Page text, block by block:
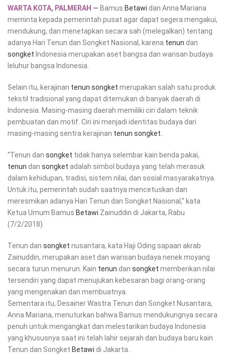
WARTA KOTA, PALMERAH — Bamus Betawi dan Anna Mariana
meminta kepada pemerintah pusat agar dapat segera mengakui,
mendukung, dan menetapkan secara sah (melegalkan) tentang
adanya Hari Tenun dan Songket Nasional, karena tenun dan
songket Indonesia merupakan aset bangsa dan warisan budaya
leluhur bangsa Indonesia.
Selain itu, kerajinan tenun songket merupakan salah satu produk
tekstil tradisional yang dapat ditemukan di banyak daerah di
Indonesia. Masing-masing daerah memiliki ciri dalam teknik
pembuatan dan motif. Ciri ini menjadi identitas budaya dari
masing-masing sentra kerajinan tenun songket
“Tenun dan songket tidak hanya selembar kain benda pakai,
tenun dan songket adalah simbol budaya yang telah merasuk
dalam kehidupan, tradisi, sistem nilai, dan sosial masyarakatnya.
Untuk itu, pemerintah sudah saatnya mencetuskan dan
meresmikan adanya Hari Tenun dan Songket Nasional,” kata
Ketua Umum Bamus Betawi Zainuddin di Jakarta, Rabu
(7/2/2018).
Tenun dan songket nusantara, kata Haji Oding sapaan akrab
Zainuddin, merupakan aset dan warisan budaya nenek moyang
secara turun menurun. Kain tenun dan songket memberikan nilai
tersendiri yang dapat menujukan kebesaran bagi orang-orang
yang mengenakan dan membuatnya.
Sementara itu, Desainer Wastra Tenun dan Songket Nusantara,
Anna Mariana, menuturkan bahwa Bamus mendukungnya secara
penuh untuk mengangkat dan melestarikan budaya Indonesia
yang khususnya saat ini telah lahir sejarah dan budaya baru kain
Tenun dan Songket Betawi di Jakarta.